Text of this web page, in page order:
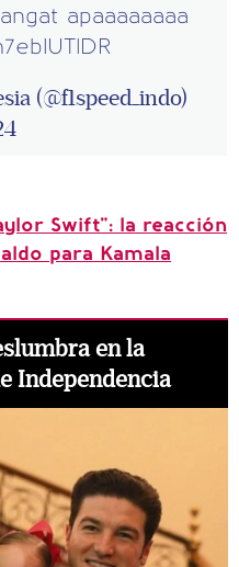
apaaaaaaaa
(@f1speed_indo)
Swift": la reacción
para Kamala
en la
Independencia